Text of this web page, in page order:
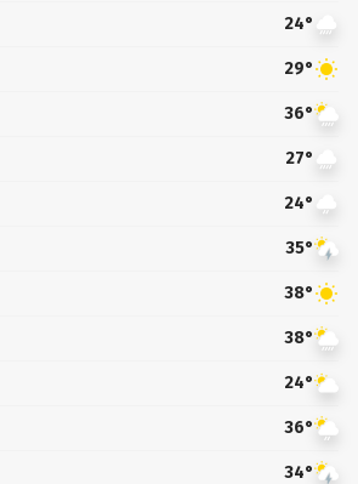
24°
29°
36°
27°
24°
35°
38°
38°
24°
36°
34°